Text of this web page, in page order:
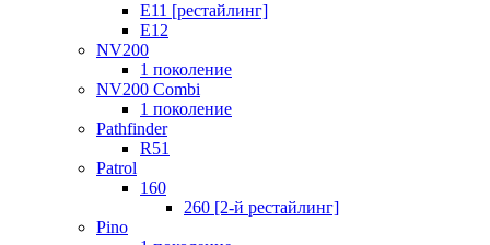
E11 [рестайлинг]
E12
NV200
1 поколение
NV200 Combi
1 поколение
Pathfinder
R51
Patrol
160
260 [2-й рестайлинг]
Pino